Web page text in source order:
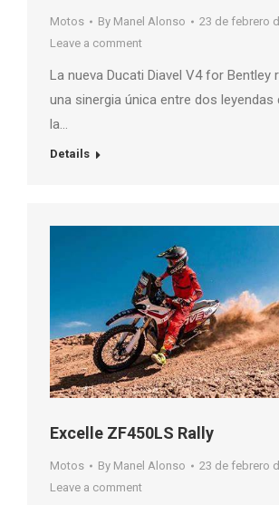
Motos By Manel Alonso
23 de febrero
Leave a comment
La nueva Ducati Diavel V4 for Bentley
una sinergia única entre dos leyendas
la…
Details
Excelle ZF450LS Rally
Motos By Manel Alonso
23 de febrero
Leave a comment